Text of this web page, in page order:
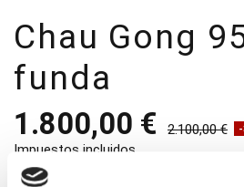
Chau Gong
funda
1.800,00 € 2.100,00 €
Impuestos incluidos